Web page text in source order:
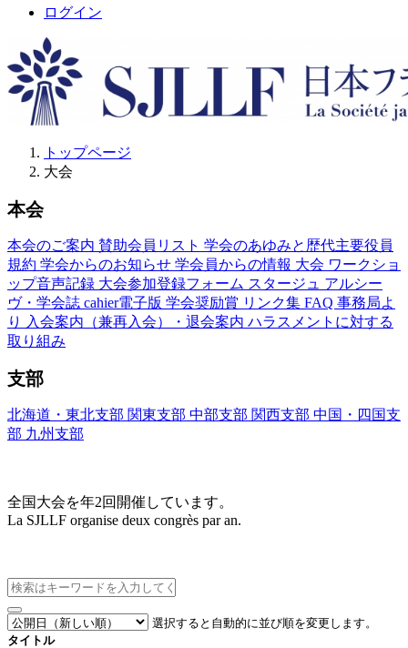
ログイン
トップページ
大会
本会
本会のご案内 賛助会員リスト 学会のあゆみと歴代主要役員
規約 学会からのお知らせ 学会員からの情報 大会 ワークショ
ップ音声記録 大会参加登録フォーム スタージュ アルシー
ヴ・学会誌 cahier電子版 学会奨励賞 リンク集 FAQ 事務局よ
り
入会案内（兼再入会）・退会案内 ハラスメントに対する
取り組み
支部
北海道・東北支部 関東支部 中部支部 関西支部 中国・四国支
部 九州支部
全国大会を年2回開催しています。
La SJLLF organise deux congrès par an.
選択すると自動的に並び順を変更します。
タイトル